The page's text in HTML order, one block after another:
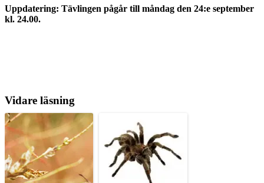
Uppdatering: Tävlingen pågår till måndag den 24:e september
kl. 24.00.
Vidare läsning